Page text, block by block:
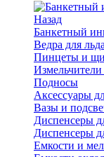
Назад
Банкетный
Ведра для льда
Пинцеты и
Измельчители
Подносы
Аксессуары
Вазы и
Диспенсеры
Диспенсеры
Емкости и